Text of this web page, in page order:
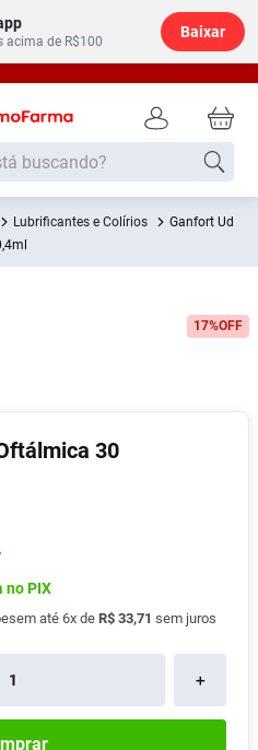
acima de R$100
Baixar
Lubrificantes e Colírios
Ganfort Ud
17%OFF
30
no PIX
em até 6x de R$ 33,71 sem juros
＋